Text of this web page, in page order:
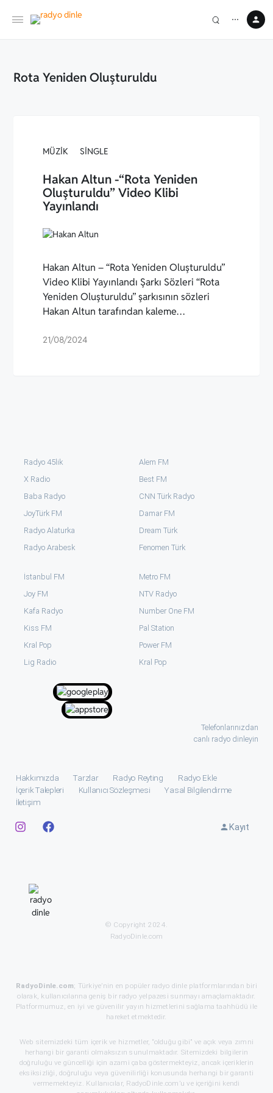
⋯
Rota Yeniden Oluşturuldu
MÜZIK SINGLE
Hakan Altun -“Rota Yeniden
Oluşturuldu” Video Klibi
Yayınlandı
Hakan Altun – “Rota Yeniden Oluşturuldu”
Video Klibi Yayınlandı Şarkı Sözleri “Rota
Yeniden Oluşturuldu” şarkısının sözleri
Hakan Altun tarafından kaleme…
21/08/2024
Radyo 45lik
X Radio
Baba Radyo
JoyTürk FM
Radyo Alaturka
Radyo Arabesk
Alem FM
Best FM
CNN Türk Radyo
Damar FM
Dream Türk
Fenomen Türk
İstanbul FM
Joy FM
Kafa Radyo
Kiss FM
Kral Pop
⁠Lig Radio
Metro FM
NTV Radyo
Number One FM
Pal Station
Power FM
Kral Pop
Telefonlarınızdan
canlı radyo dinleyin
Hakkımızda Tarzlar Radyo Reyting
Radyo Ekle
İçerik Talepleri
Kullanıcı Sözleşmesi
Yasal Bilgilendirme
İletişim
Kayıt
© Copyright 2024.
RadyoDinle.com
RadyoDinle.com; Türkiye’nin en popüler radyo dinle platformlarından biri
olarak, kullanıcılarına geniş bir radyo yelpazesi sunmayı amaçlamaktadır.
Platformumuz, en iyi ve güvenilir yayın hizmetlerini sağlama taahhüdü ile
hareket etmektedir.
Web sitemizdeki tüm içerik ve hizmetler, “olduğu gibi” ve açık veya zımni
herhangi bir garanti olmaksızın sunulmaktadır. Sitemizdeki bilgilerin
doğruluğu ve güncelliği için azami çaba göstermekteyiz, ancak içeriklerin
eksiksizliği, doğruluğu veya güvenilirliği konusunda herhangi bir garanti
vermemekteyiz. Kullanıcılar, RadyoDinle.com’u ve içeriğini kendi